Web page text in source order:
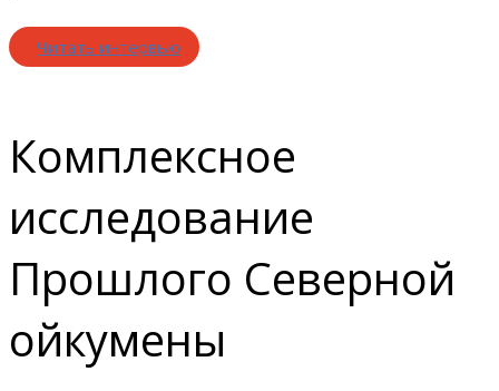
Читать интервью
Комплексное
исследование
Прошлого Северной
ойкумены